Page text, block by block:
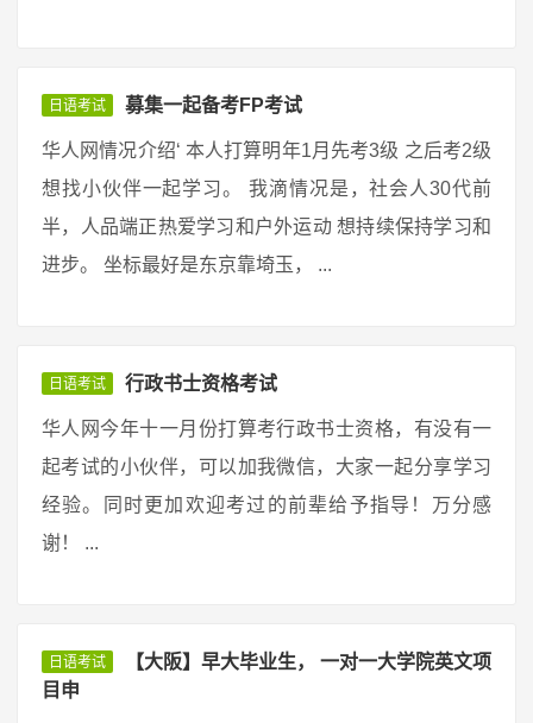
日语考试 募集一起备考FP考试
华人网情况介绍‘ 本人打算明年1月先考3级 之后考2级
想找小伙伴一起学习。 我滴情况是，社会人30代前
半，人品端正热爱学习和户外运动 想持续保持学习和
进步。 坐标最好是东京靠埼玉， ...
日语考试 行政书士资格考试
华人网今年十一月份打算考行政书士资格，有没有一
起考试的小伙伴，可以加我微信，大家一起分享学习
经验。同时更加欢迎考过的前辈给予指导！万分感
谢！ ...
日语考试
【大阪】早大毕业生， 一对一大学院英文项
目申